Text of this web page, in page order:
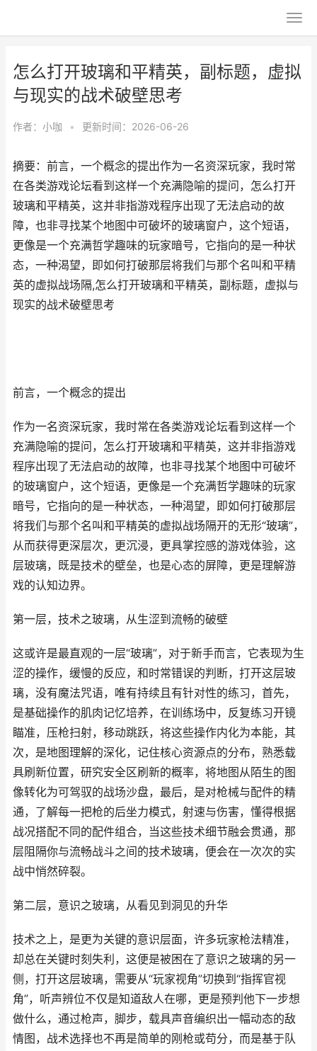
怎么打开玻璃和平精英，副标题，虚拟
与现实的战术破壁思考
作者： 小咖 • 更新时间：2026-06-26
摘要：前言，一个概念的提出作为一名资深玩家，我时常
在各类游戏论坛看到这样一个充满隐喻的提问，怎么打开
玻璃和平精英，这并非指游戏程序出现了无法启动的故
障，也非寻找某个地图中可破坏的玻璃窗户，这个短语，
更像是一个充满哲学趣味的玩家暗号，它指向的是一种状
态，一种渴望，即如何打破那层将我们与那个名叫和平精
英的虚拟战场隔,怎么打开玻璃和平精英，副标题，虚拟与
现实的战术破壁思考
前言，一个概念的提出
作为一名资深玩家，我时常在各类游戏论坛看到这样一个
充满隐喻的提问，怎么打开玻璃和平精英，这并非指游戏
程序出现了无法启动的故障，也非寻找某个地图中可破坏
的玻璃窗户，这个短语，更像是一个充满哲学趣味的玩家
暗号，它指向的是一种状态，一种渴望，即如何打破那层
将我们与那个名叫和平精英的虚拟战场隔开的无形“玻璃”，
从而获得更深层次，更沉浸，更具掌控感的游戏体验，这
层玻璃，既是技术的壁垒，也是心态的屏障，更是理解游
戏的认知边界。
第一层，技术之玻璃，从生涩到流畅的破壁
这或许是最直观的一层“玻璃”，对于新手而言，它表现为生
涩的操作，缓慢的反应，和时常错误的判断，打开这层玻
璃，没有魔法咒语，唯有持续且有针对性的练习，首先，
是基础操作的肌肉记忆培养，在训练场中，反复练习开镜
瞄准，压枪扫射，移动跳跃，将这些操作内化为本能，其
次，是地图理解的深化，记住核心资源点的分布，熟悉载
具刷新位置，研究安全区刷新的概率，将地图从陌生的图
像转化为可驾驭的战场沙盘，最后，是对枪械与配件的精
通，了解每一把枪的后坐力模式，射速与伤害，懂得根据
战况搭配不同的配件组合，当这些技术细节融会贯通，那
层阻隔你与流畅战斗之间的技术玻璃，便会在一次次的实
战中悄然碎裂。
第二层，意识之玻璃，从看见到洞见的升华
技术之上，是更为关键的意识层面，许多玩家枪法精准，
却总在关键时刻失利，这便是被困在了意识之玻璃的另一
侧，打开这层玻璃，需要从“玩家视角”切换到“指挥官视
角”，听声辨位不仅是知道敌人在哪，更是预判他下一步想
做什么，通过枪声，脚步，载具声音编织出一幅动态的敌
情图，战术选择也不再是简单的刚枪或苟分，而是基于队